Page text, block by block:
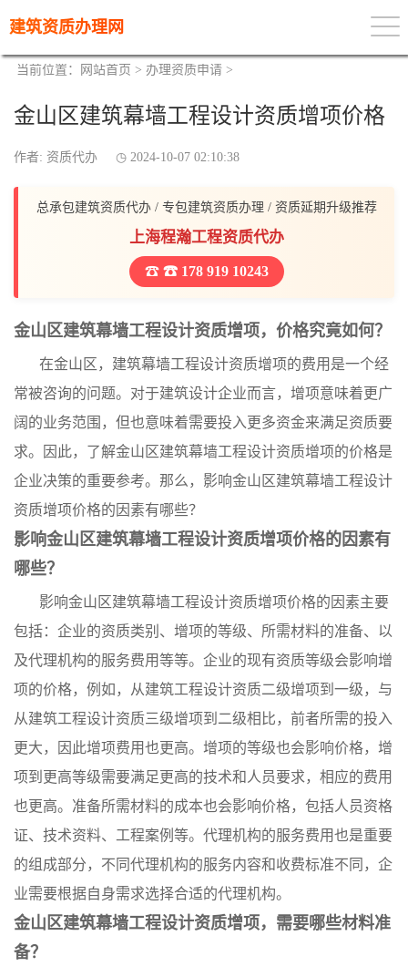
建筑资质办理网
当前位置： 网站首页 > 办理资质申请 >
金山区建筑幕墙工程设计资质增项价格
作者: 资质代办 2024-10-07 02:10:38
总承包建筑资质代办 / 专包建筑资质办理 / 资质延期升级推荐
上海程瀚工程资质代办
☎ 178 919 10243
金山区建筑幕墙工程设计资质增项，价格究竟如何？
在金山区，建筑幕墙工程设计资质增项的费用是一个经
常被咨询的问题。对于建筑设计企业而言，增项意味着更广
阔的业务范围，但也意味着需要投入更多资金来满足资质要
求。因此，了解金山区建筑幕墙工程设计资质增项的价格是
企业决策的重要参考。那么，影响金山区建筑幕墙工程设计
资质增项价格的因素有哪些？
影响金山区建筑幕墙工程设计资质增项价格的因素有
哪些？
影响金山区建筑幕墙工程设计资质增项价格的因素主要
包括：企业的资质类别、增项的等级、所需材料的准备、以
及代理机构的服务费用等等。企业的现有资质等级会影响增
项的价格，例如，从建筑工程设计资质二级增项到一级，与
从建筑工程设计资质三级增项到二级相比，前者所需的投入
更大，因此增项费用也更高。增项的等级也会影响价格，增
项到更高等级需要满足更高的技术和人员要求，相应的费用
也更高。准备所需材料的成本也会影响价格，包括人员资格
证、技术资料、工程案例等。代理机构的服务费用也是重要
的组成部分，不同代理机构的服务内容和收费标准不同，企
业需要根据自身需求选择合适的代理机构。
金山区建筑幕墙工程设计资质增项，需要哪些材料准
备？